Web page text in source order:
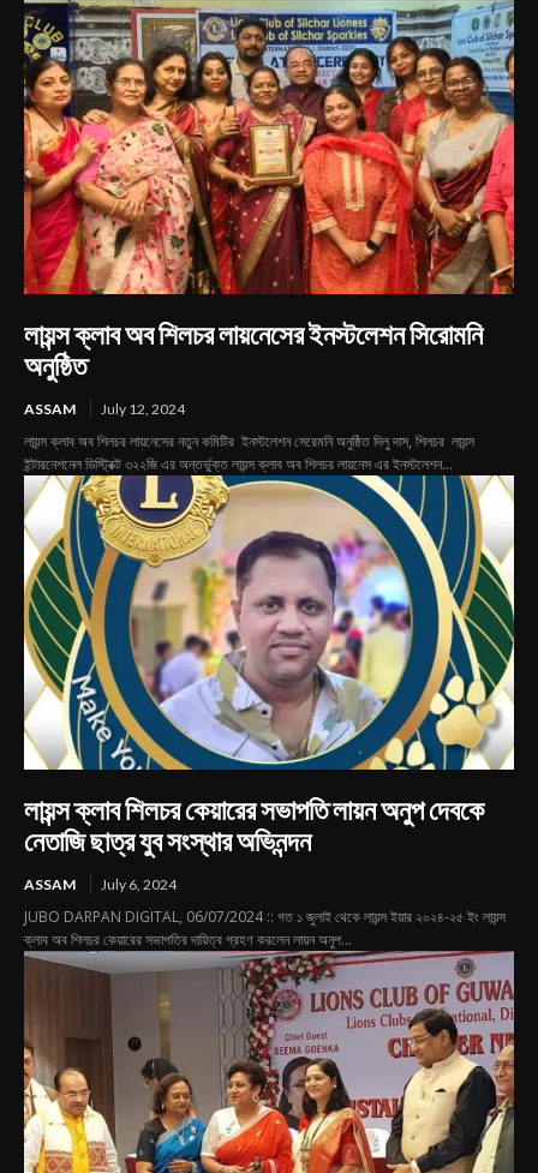
লায়ন্স ক্লাব অব শিলচর লায়নেসের ইনস্টলেশন সিরোমনি
অনুষ্ঠিত
ASSAM July 12, 2024
লায়ন্স ক্লাব অব শিলচর লায়নেসের নতুন কমিটির ইনস্টলেশন সেরেমনি অনুষ্ঠিত দিলু দাস, শিলচর লায়ন্স
ইন্টারনেশনেল ডিস্ট্রিক্ট ৩২২জি এর অন্তর্ভুক্ত লায়ন্স ক্লাব অব শিলচর লায়নেস এর ইনস্টলেশন...
লায়ন্স ক্লাব শিলচর কেয়ারের সভাপতি লায়ন অনুপ দেবকে
নেতাজি ছাত্র যুব সংস্থার অভিনন্দন
ASSAM July 6, 2024
JUBO DARPAN DIGITAL, 06/07/2024 :: গত ১ জুলাই থেকে লায়ন্স ইয়ার ২০২৪-২৫ ইং লায়ন্স
ক্লাব অব শিলচর কেয়ারের সভাপতির দায়িত্ব গ্রহণ করলেন লায়ন অনুপ...